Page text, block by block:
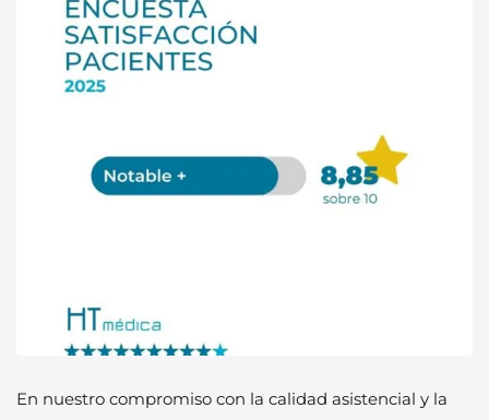
En nuestro compromiso con la calidad asistencial y la